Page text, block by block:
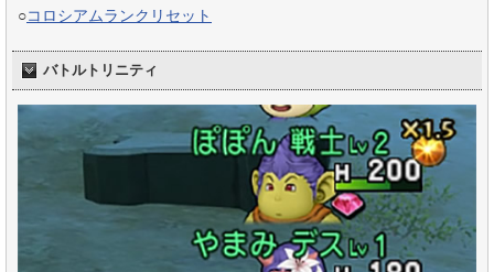
○コロシアムランクリセット
バトルトリニティ